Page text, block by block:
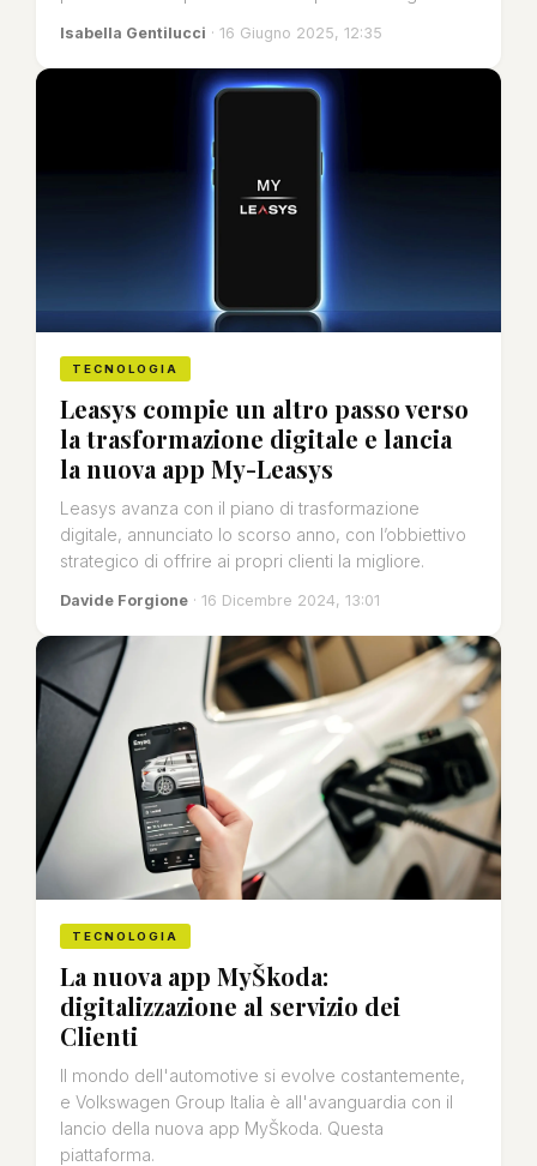
Isabella Gentilucci · 16 Giugno 2025, 12:35
TECNOLOGIA
Leasys compie un altro passo verso
la trasformazione digitale e lancia
la nuova app My-Leasys
Leasys avanza con il piano di trasformazione
digitale, annunciato lo scorso anno, con l’obbiettivo
strategico di offrire ai propri clienti la migliore.
Davide Forgione · 16 Dicembre 2024, 13:01
TECNOLOGIA
La nuova app MyŠkoda:
digitalizzazione al servizio dei
Clienti
Il mondo dell'automotive si evolve costantemente,
e Volkswagen Group Italia è all'avanguardia con il
lancio della nuova app MyŠkoda. Questa
piattaforma.